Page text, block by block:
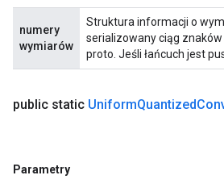
numery
wymiarów
Struktura informacji o
serializowany ciąg
proto. Jeśli łańcuch jest
public static UniformQuantized
Parametry